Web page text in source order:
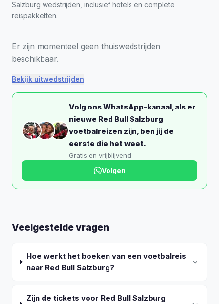
Salzburg wedstrijden, inclusief hotels en complete
reispakketten.
Er zijn momenteel geen thuiswedstrijden
beschikbaar.
Bekijk uitwedstrijden
Volg ons WhatsApp-kanaal, als er
nieuwe Red Bull Salzburg
voetbalreizen zijn, ben jij de
eerste die het weet.
Gratis en vrijblijvend
Volgen
Veelgestelde vragen
Hoe werkt het boeken van een voetbalreis
naar Red Bull Salzburg?
Zijn de tickets voor Red Bull Salzburg